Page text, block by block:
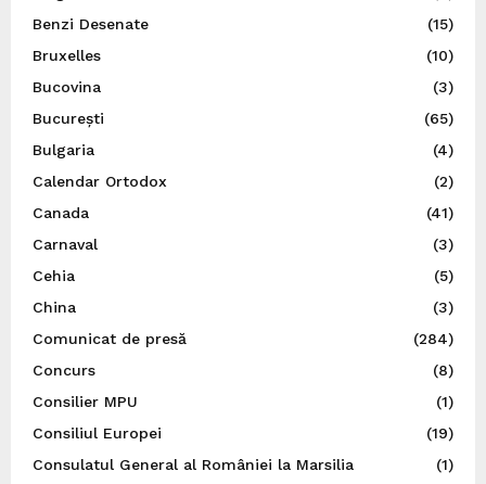
Benzi Desenate
(15)
Bruxelles
(10)
Bucovina
(3)
București
(65)
Bulgaria
(4)
Calendar Ortodox
(2)
Canada
(41)
Carnaval
(3)
Cehia
(5)
China
(3)
Comunicat de presă
(284)
Concurs
(8)
Consilier MPU
(1)
Consiliul Europei
(19)
Consulatul General al României la Marsilia
(1)